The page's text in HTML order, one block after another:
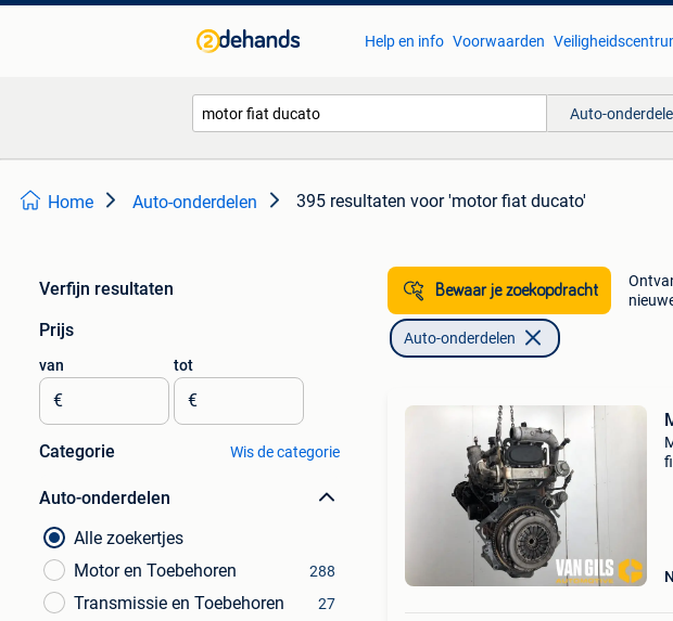
Help en info Voorwaarden
Auto-
Home Auto-onderdelen 395 resultaten voor 'motor fiat ducato'
Verfijn resultaten
Prijs
van
€
tot
€
Categorie Wis de categorie
Auto-onderdelen
Alle zoekertjes
Motor en Toebehoren
288
Transmissie en Toebehoren 27
Bewaar je zoekopdracht
Auto-onderdelen